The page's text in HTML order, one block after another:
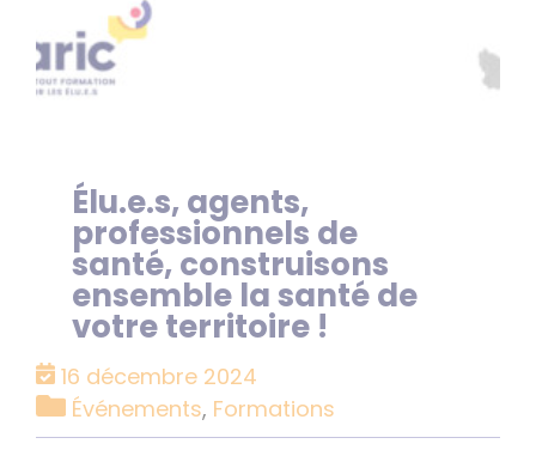
Élu.e.s, agents,
professionnels de
santé, construisons
ensemble la santé de
votre territoire !
16 décembre 2024
Catégories
Événements, Formations